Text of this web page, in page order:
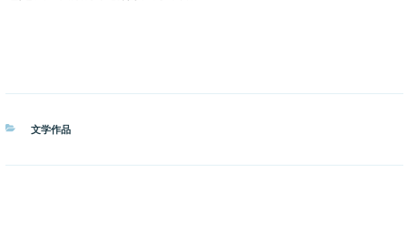
分
文学作品